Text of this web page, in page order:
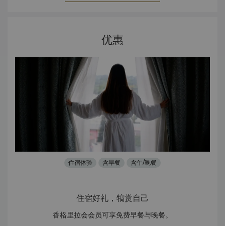
优惠
住宿体验 含早餐 含午/晚餐
住宿好礼，犒赏自己
香格里拉会会员可享免费早餐与晚餐。